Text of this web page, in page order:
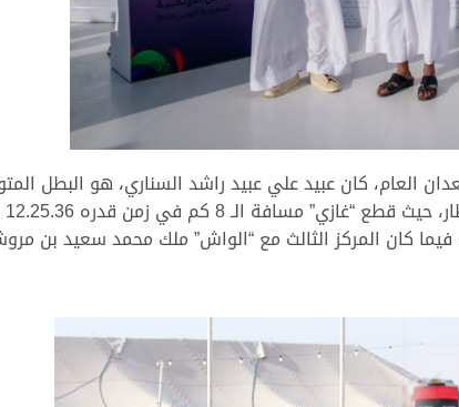
العام، كان عبيد علي عبيد راشد السناري، هو البطل
نهيان سالم العامري، المركز الثاني بتوقيت 12.33.63 دقيقة، فيما كان المركز الثالث مع “الواش” ملك